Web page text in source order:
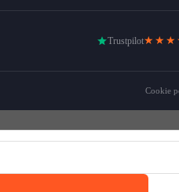
Trustpilot
Cookie